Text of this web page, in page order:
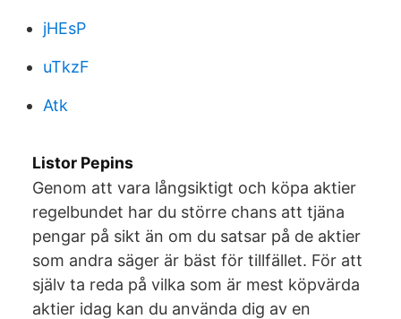
jHEsP
uTkzF
Atk
Listor Pepins
Genom att vara långsiktigt och köpa aktier
regelbundet har du större chans att tjäna
pengar på sikt än om du satsar på de aktier
som andra säger är bäst för tillfället. För att
själv ta reda på vilka som är mest köpvärda
aktier idag kan du använda dig av en